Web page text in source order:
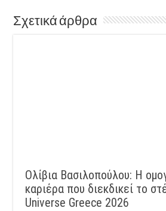
Σχετικά άρθρα
Ολίβια Βασιλοπούλου: Η
καριέρα που διεκδικεί το
Universe Greece 2026